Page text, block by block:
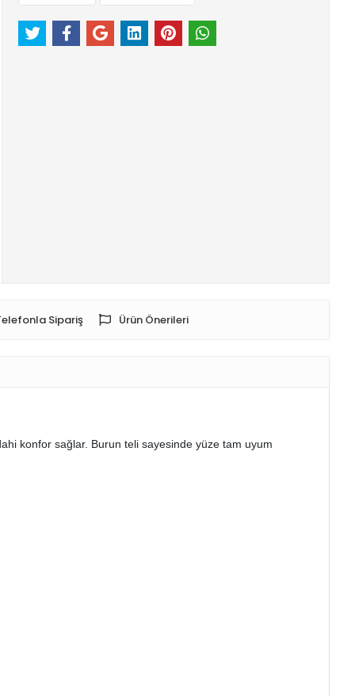
Sipariş Ürün Önerileri
konfor sağlar. Burun teli sayesinde yüze tam uyum